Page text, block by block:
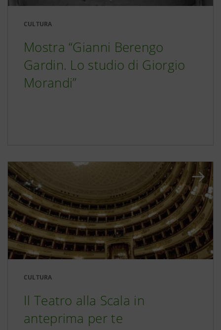
CULTURA
Mostra “Gianni Berengo
Gardin. Lo studio di Giorgio
Morandi”
CULTURA
Il Teatro alla Scala in
anteprima per te